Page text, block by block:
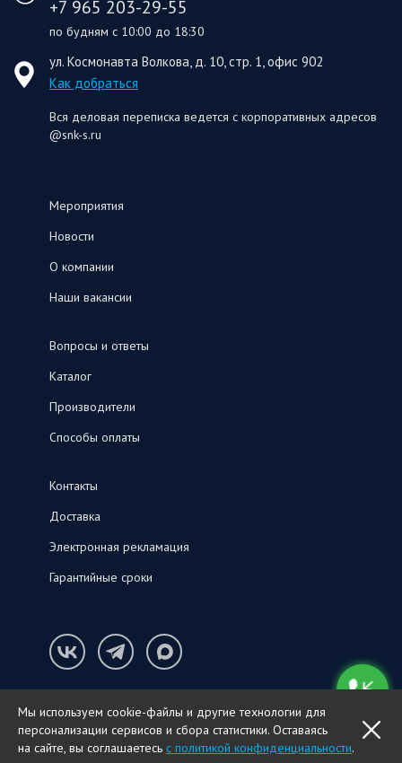
+7 965 203-29-55
по будням с 10:00 до 18:30
ул. Космонавта Волкова, д. 10, стр. 1, офис 902
Как добраться
Вся деловая переписка ведется с корпоративных адресов
@snk-s.ru
Мероприятия
Новости
О компании
Наши вакансии
Вопросы и ответы
Каталог
Производители
Способы оплаты
Контакты
Доставка
Электронная рекламация
Гарантийные сроки
© ООО «СНК‑С», 2026
Мы используем cookie-файлы и другие технологии для
персонализации сервисов и сбора статистики. Оставаясь
на сайте, вы соглашаетесь с политикой конфиденциальности.
ПОЗВОНИТЬ